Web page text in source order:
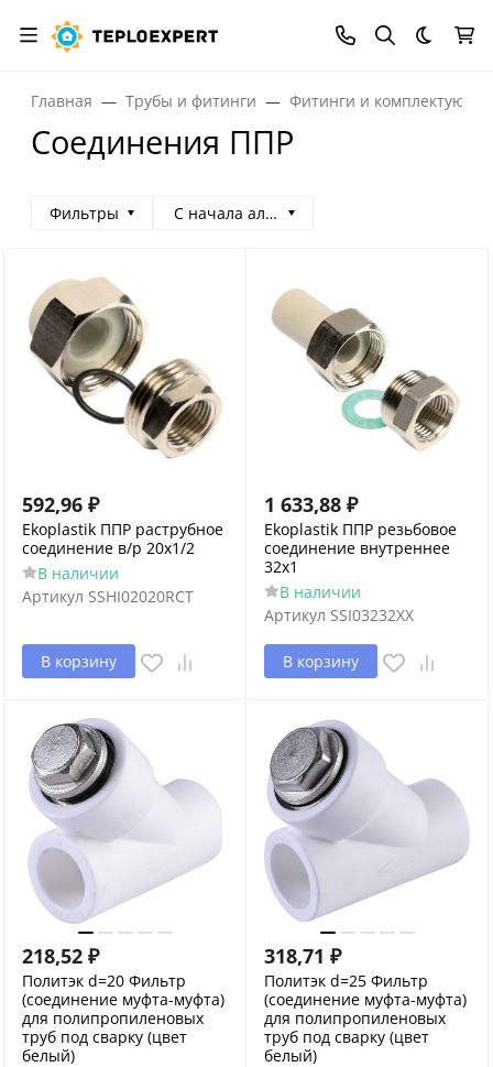
Темная
Главная Трубы и фитинги Фитинги и
Соединения ППР
Фильтры С начала алфавита
592,96 ₽
Ekoplastik ППР раструбное
соединение в/р 20х1/2
В наличии
Артикул SSHI02020RCT
В корзину
1 633,88 ₽
Ekoplastik ППР резьбовое
соединение внутреннее
32х1
В наличии
Артикул SSI03232XX
В корзину
218,52 ₽
Политэк d=20 Фильтр
(соединение муфта-муфта)
для полипропиленовых
труб под сварку (цвет
белый)
318,71 ₽
Политэк d=25 Фильтр
(соединение муфта-муфта)
для полипропиленовых
труб под сварку (цвет
белый)